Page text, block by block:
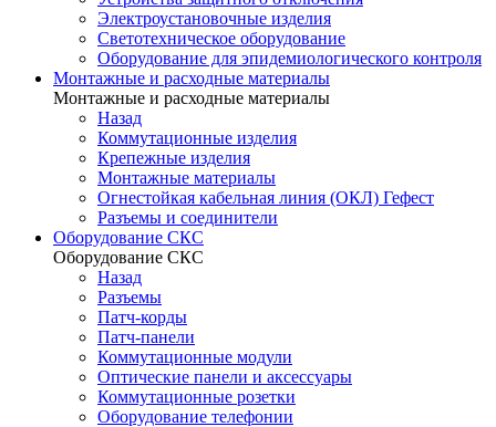
Электроустановочные изделия
Светотехническое оборудование
Оборудование для эпидемиологического контроля
Монтажные и расходные материалы
Монтажные и расходные материалы
Назад
Коммутационные изделия
Крепежные изделия
Монтажные материалы
Огнестойкая кабельная линия (ОКЛ) Гефест
Разъемы и соединители
Оборудование СКС
Оборудование СКС
Назад
Разъемы
Патч-корды
Патч-панели
Коммутационные модули
Оптические панели и аксессуары
Коммутационные розетки
Оборудование телефонии